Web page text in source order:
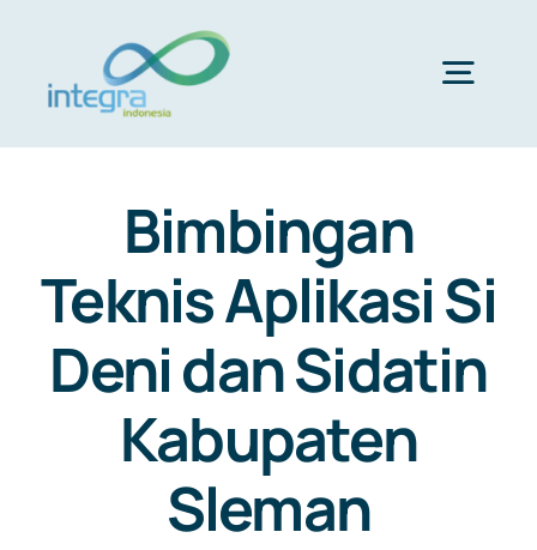
content
ABOUT US
PRODUCTS & SERVICES
PORTFOLIO
CLIENTS
Bimbingan
Teknis Aplikasi Si
Deni dan Sidatin
Kabupaten
Sleman